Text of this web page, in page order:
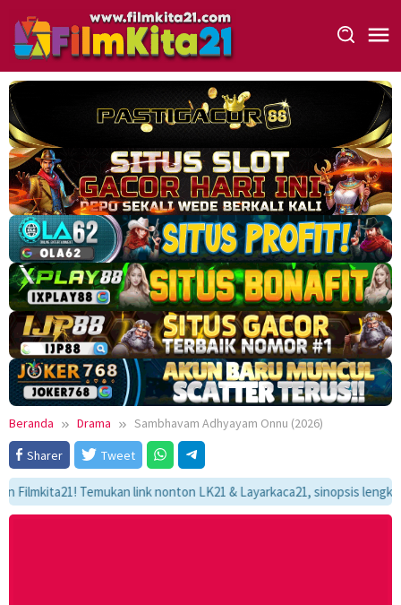
konten
Beranda Drama
Sambhavam Adhyayam Onnu (2026)
Sharer
Tweet
Temukan link nonton LK21 & Layarkaca21, sinopsis